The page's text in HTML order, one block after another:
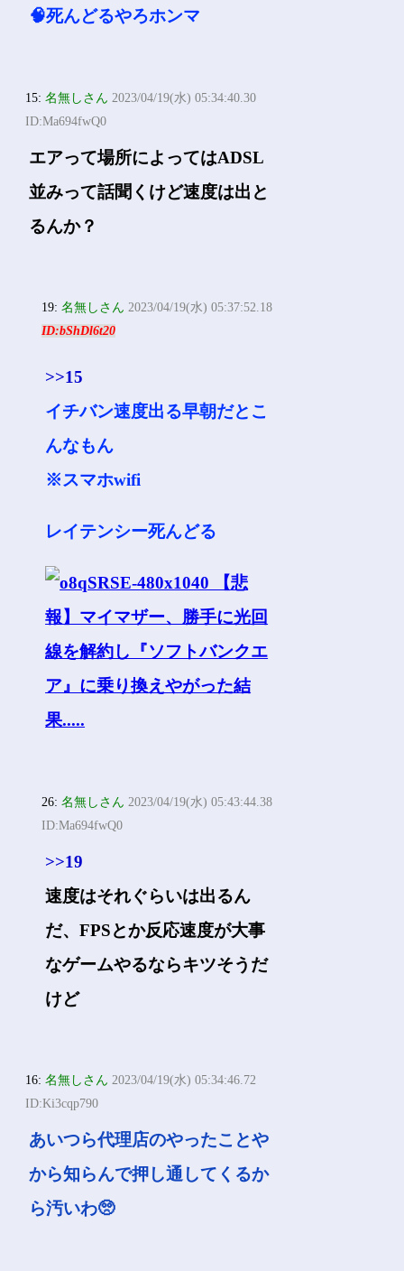
🧠死んどるやろホンマ
15:名無しさん 2023/04/19(水) 05:34:40.30
ID:Ma694fwQ0
エアって場所によってはADSL
並みって話聞くけど速度は出と
るんか？
19:名無しさん 2023/04/19(水) 05:37:52.18
ID:bShDl6t20
>>15
イチバン速度出る早朝だとこ
んなもん
※スマホwifi
レイテンシー死んどる
26:名無しさん 2023/04/19(水) 05:43:44.38
ID:Ma694fwQ0
>>19
速度はそれぐらいは出るん
だ、FPSとか反応速度が大事
なゲームやるならキツそうだ
けど
16:名無しさん 2023/04/19(水) 05:34:46.72
ID:Ki3cqp790
あいつら代理店のやったことや
から知らんで押し通してくるか
ら汚いわ🥺